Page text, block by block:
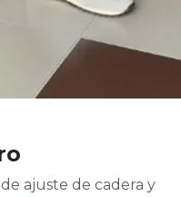
ajuste de cadera y